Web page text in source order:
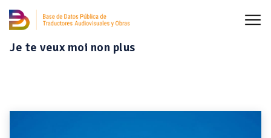
Je te veux moi non plus